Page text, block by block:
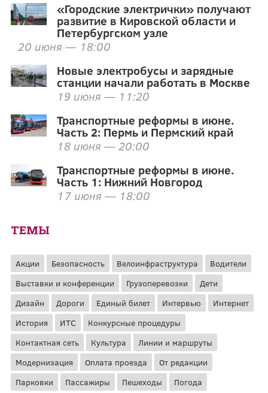
«Городские электрички» получают
развитие в Кировской области и
Петербургском узле
20 июня — 18:00
Новые электробусы и зарядные
станции начали работать в Москве
19 июня — 11:20
Транспортные реформы в июне.
Часть 2: Пермь и Пермский край
18 июня — 20:00
Транспортные реформы в июне.
Часть 1: Нижний Новгород
17 июня — 18:00
ТЕМЫ
Акции Безопасность Велоинфраструктура
Водители
Выставки и конференции
Грузоперевозки
Дети
Дизайн
Дороги Единый билет Интервью
Интернет
История
ИТС
Конкурсные процедуры
Контактная сеть
Культура
Линии и маршруты
Модернизация
Оплата проезда
От редакции
Парковки
Пассажиры Пешеходы Погода